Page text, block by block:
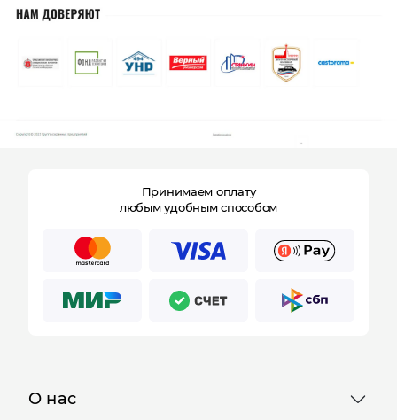
Принимаем оплату
любым удобным способом
О нас